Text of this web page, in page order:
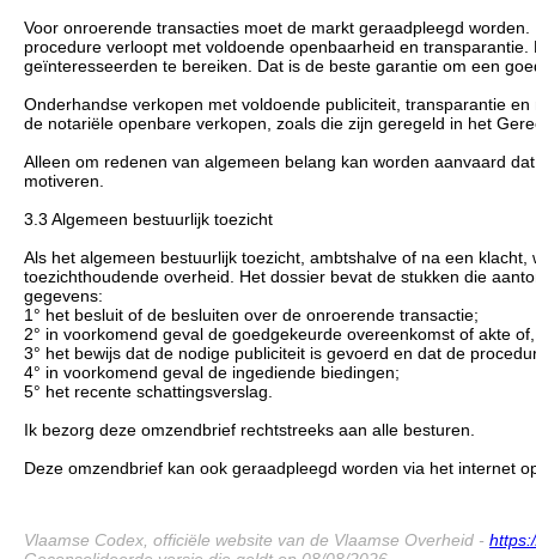
Voor onroerende transacties moet de markt geraadpleegd
procedure verloopt met voldoende openbaarheid en
geïnteresseerden te bereiken. Dat is de beste garantie om een
Onderhandse verkopen met voldoende publiciteit, transparantie
de notariële openbare verkopen, zoals die zijn geregeld in het
Alleen om redenen van algemeen belang kan worden aanvaard
motiveren.
3.3 Algemeen bestuurlijk toezicht
Als het algemeen bestuurlijk toezicht, ambtshalve of na een
toezichthoudende overheid. Het dossier bevat de stukken die
gegevens:
1° het besluit of de besluiten over de onroerende transactie;
2° in voorkomend geval de goedgekeurde overeenkomst of akte
3° het bewijs dat de nodige publiciteit is gevoerd en dat de
4° in voorkomend geval de ingediende biedingen;
5° het recente schattingsverslag.
Ik bezorg deze omzendbrief rechtstreeks aan alle besturen.
Deze omzendbrief kan ook geraadpleegd worden via het internet
Vlaamse Codex, officiële website van de Vlaamse Overheid -